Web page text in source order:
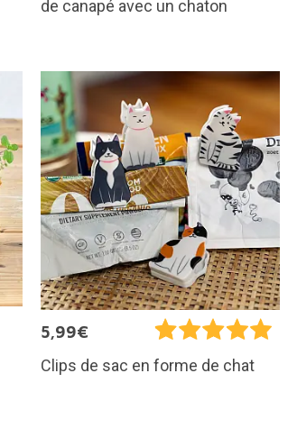
de canapé avec un chaton
5,99€
Clips de sac en forme de chat